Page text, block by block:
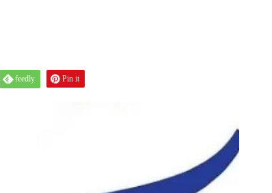
feedly Pin it